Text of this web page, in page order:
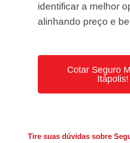
identificar a melhor
alinhando preço e
Cotar Seguro
Itápolis!
Tire suas dúvidas sobre